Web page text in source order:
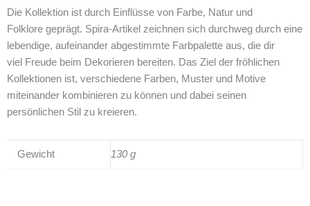
Die Kollektion ist durch Einflüsse von Farbe, Natur und
Folklore geprägt. Spira-Artikel zeichnen sich durchweg durch eine
lebendige, aufeinander abgestimmte Farbpalette aus, die dir
viel Freude beim Dekorieren bereiten. Das Ziel der fröhlichen
Kollektionen ist, verschiedene Farben, Muster und Motive
miteinander kombinieren zu können und dabei seinen
persönlichen Stil zu kreieren.
Gewicht 130 g